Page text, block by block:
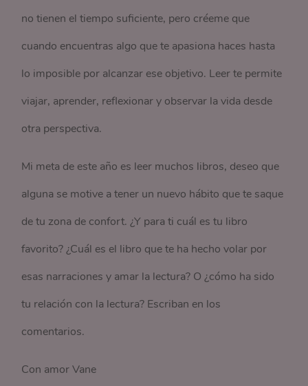
no tienen el tiempo suficiente, pero créeme que
cuando encuentras algo que te apasiona haces hasta
lo imposible por alcanzar ese objetivo. Leer te permite
viajar, aprender, reflexionar y observar la vida desde
otra perspectiva.
Mi meta de este año es leer muchos libros, deseo que
alguna se motive a tener un nuevo hábito que te saque
de tu zona de confort. ¿Y para ti cuál es tu libro
favorito? ¿Cuál es el libro que te ha hecho volar por
esas narraciones y amar la lectura? O ¿cómo ha sido
tu relación con la lectura? Escriban en los
comentarios.
Con amor Vane